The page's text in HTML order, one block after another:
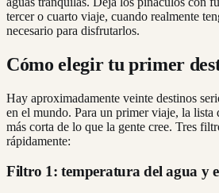
tercer o cuarto viaje, cuando realmente
necesario para disfrutarlos.
Cómo elegir tu primer
Hay aproximadamente veinte destinos
en el mundo. Para un primer viaje, la lista
más corta de lo que la gente cree. Tres
rápidamente:
Filtro 1: temperatura del agua y